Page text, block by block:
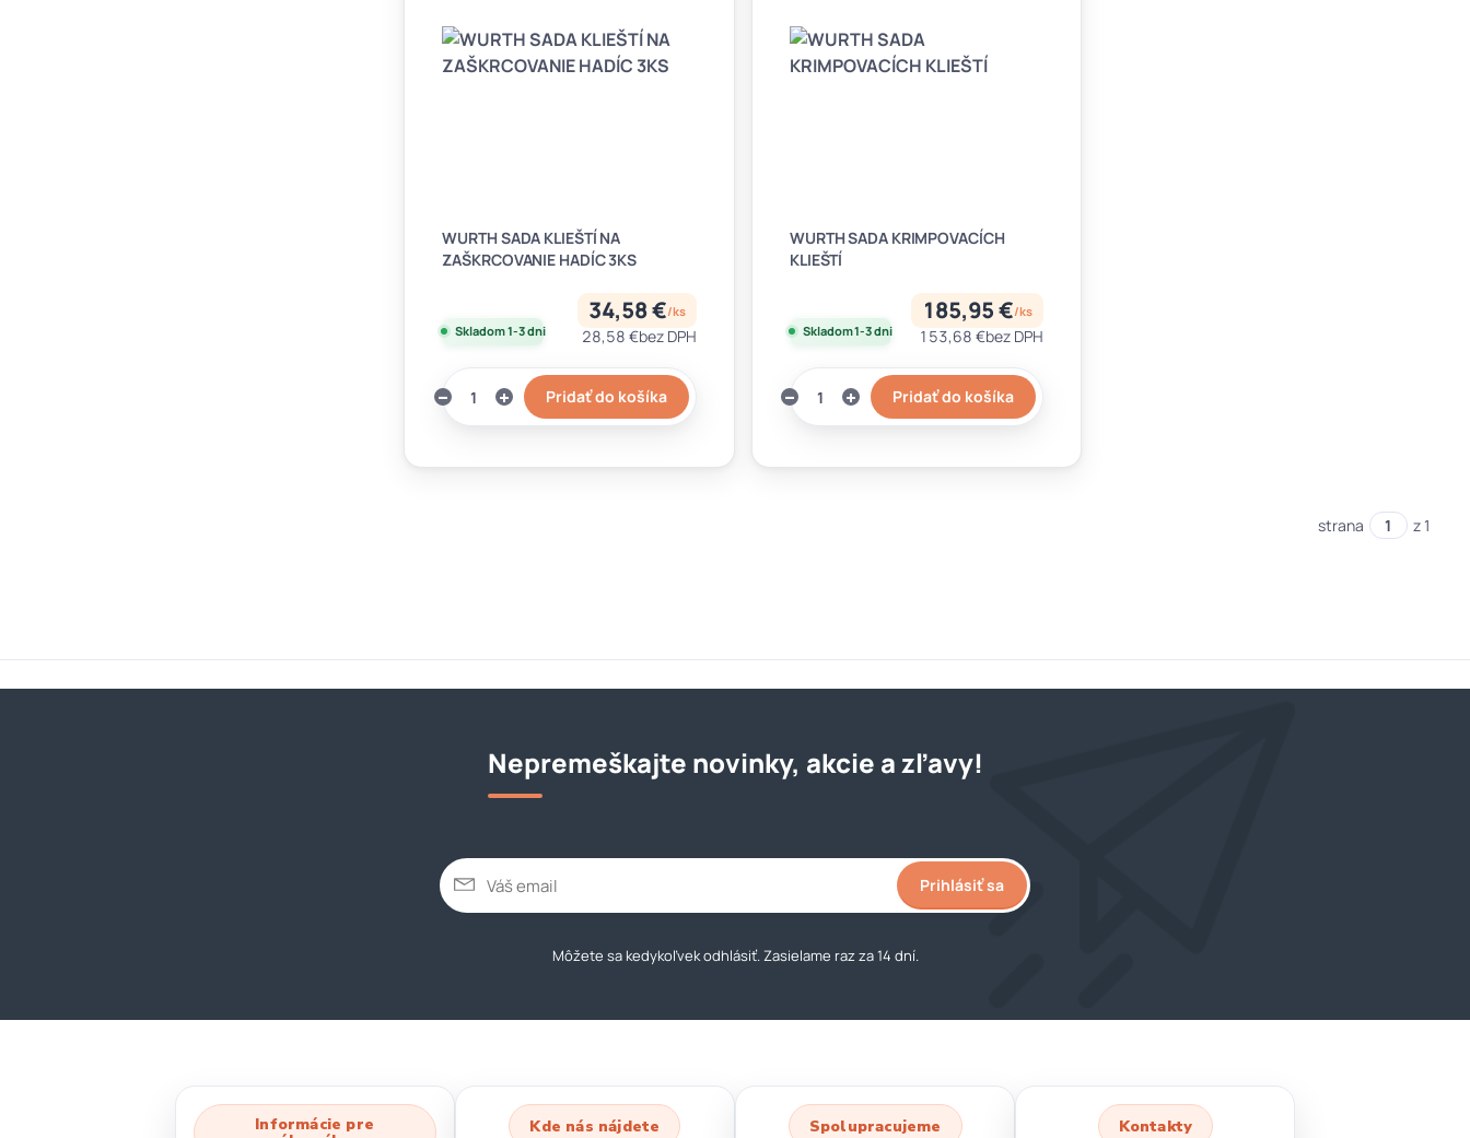
WURTH SADA KLIEŠTÍ NA
ZAŠKRCOVANIE HADÍC 3KS
34,58 €/ks
28,58 €bez DPH
Skladom 1-3 dni
Pridať do košíka
WURTH SADA KRIMPOVACÍCH
KLIEŠTÍ
185,95 €/ks
153,68 €bez DPH
Skladom 1-3 dni
Pridať do košíka
strana z 1
Nepremeškajte novinky, akcie a zľavy!
Prihlásiť sa
Môžete sa kedykoľvek odhlásiť. Zasielame raz za 14 dní.
Informácie pre Kde nás nájdete Spolupracujeme Kontakty